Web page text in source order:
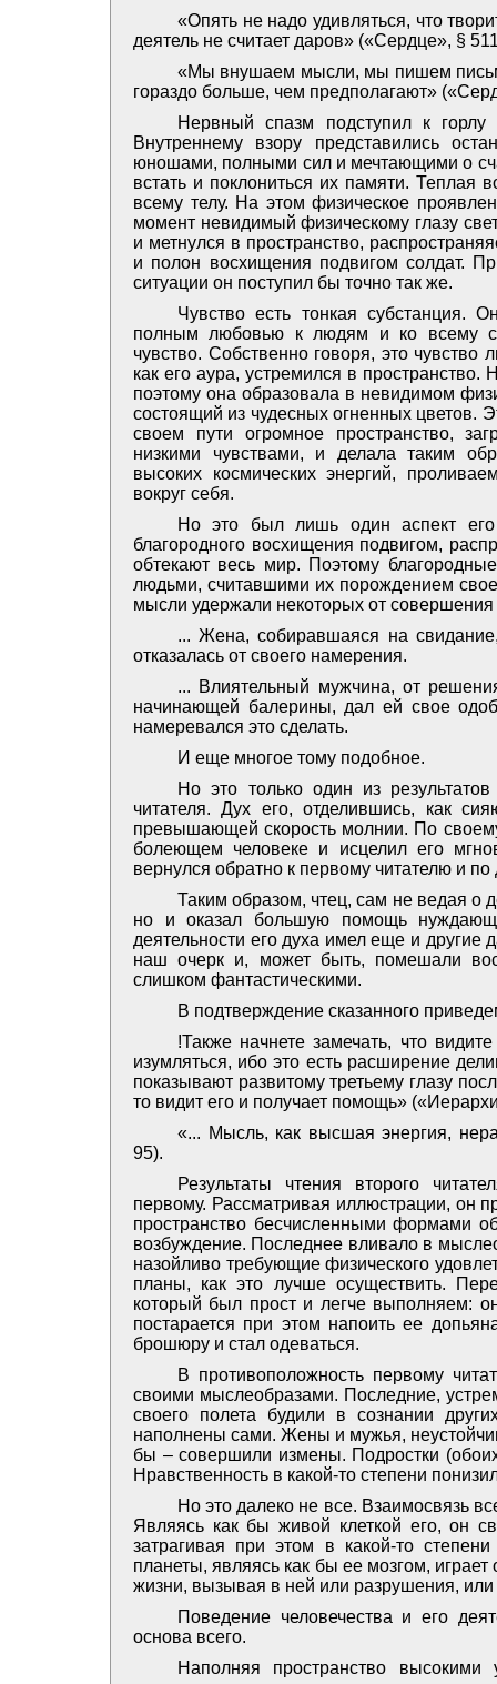
«Опять не надо удивляться, что
деятель не считает даров» («Сердце», §
«Мы внушаем мысли, мы пишем
гораздо больше, чем предполагают»
Нервный спазм подступил к горлу
Внутреннему взору представились
юношами, полными сил и мечтающими о
встать и поклониться их памяти. Теплая
всему телу. На этом физическое
момент невидимый физическому глазу
и метнулся в пространство,
и полон восхищения подвигом солдат.
ситуации он поступил бы точно так же.
Чувство есть тонкая
полным любовью к людям и ко всему
чувство. Собственно говоря, это
как его аура, устремился в
поэтому она образовала в невидимом
состоящий из чудесных огненных цветов.
своем пути огромное пространство,
низкими чувствами, и делала таким
высоких космических энергий,
вокруг себя.
Но это был лишь один аспект
благородного восхищения подвигом,
обтекают весь мир. Поэтому
людьми, считавшими их порождением
мысли удержали некоторых от совершения
... Жена, собиравшаяся на
отказалась от своего намерения.
... Влиятельный мужчина, от
начинающей балерины, дал ей свое
намеревался это сделать.
И еще многое тому подобное.
Но это только один из
читателя. Дух его, отделившись, как
превышающей скорость молнии. По
болеющем человеке и исцелил его
вернулся обратно к первому читателю и
Таким образом, чтец, сам не ведая о
но и оказал большую помощь
деятельности его духа имел еще и
наш очерк и, может быть, помешали
слишком фантастическими.
В подтверждение сказанного
!Также начнете замечать, что
изумляться, ибо это есть расширение
показывают развитому третьему глазу
то видит его и получает помощь»
«... Мысль, как высшая энергия,
95).
Результаты чтения второго
первому. Рассматривая иллюстрации, он
пространство бесчисленными формами
возбуждение. Последнее вливало в
назойливо требующие физического
планы, как это лучше осуществить.
который был прост и легче выполняем:
постарается при этом напоить ее
брошюру и стал одеваться.
В противоположность первому
своими мыслеобразами. Последние,
своего полета будили в сознании
наполнены сами. Жены и мужья,
бы – совершили измены. Подростки
Нравственность в какой-то степени
Но это далеко не все. Взаимосвязь
Являясь как бы живой клеткой его, он
затрагивая при этом в какой-то
планеты, являясь как бы ее мозгом,
жизни, вызывая в ней или разрушения, или
Поведение человечества и его
основа всего.
Наполняя пространство